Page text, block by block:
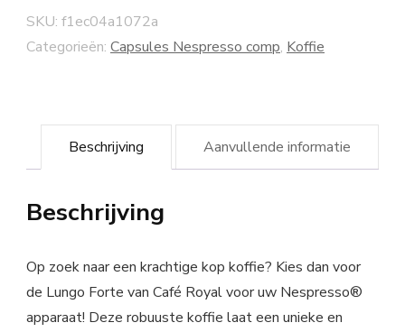
SKU: f1ec04a1072a
Categorieën: Capsules Nespresso comp, Koffie
Beschrijving Aanvullende informatie
Beschrijving
Op zoek naar een krachtige kop koffie? Kies dan voor
de Lungo Forte van Café Royal voor uw Nespresso®
apparaat! Deze robuuste koffie laat een unieke en